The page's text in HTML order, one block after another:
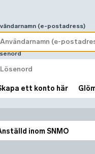
inom SNMO
(e-postadress)
ett konto här